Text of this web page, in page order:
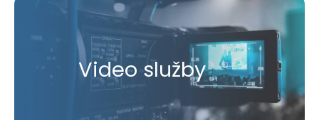
Video služby